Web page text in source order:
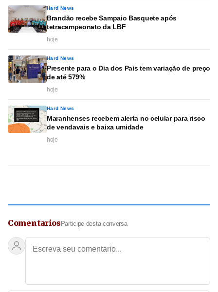
Hard News
Brandão recebe Sampaio Basquete após
tetracampeonato da LBF
hoje
Hard News
Presente para o Dia dos Pais tem variação de preço
de até 579%
hoje
Hard News
Maranhenses recebem alerta no celular para risco
de vendavais e baixa umidade
hoje
Comentarios Participe desta conversa